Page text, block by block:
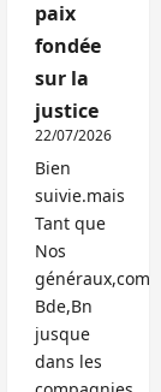
paix
fondée
sur la
justice
22/07/2026
Bien
suivie.mais
Tant que
Nos
généraux,com
Bde,Bn
jusque
dans les